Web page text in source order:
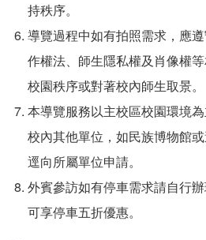
持秩序。
導覽過程中如有拍照需求，應
作權法、師生隱私權及肖像權
校園秩序或對著校內師生取景。
本導覽服務以主校區校園環境
校內其他單位，如民族博物館
逕向所屬單位申請。
外賓參訪如有停車需求請自行
可享停車五折優惠。